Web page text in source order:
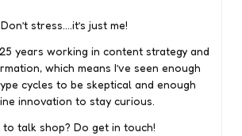
Don’t stress….it’s just me!
years working in content strategy and
which means I’ve seen enough
cycles to be skeptical and enough
innovation to stay curious.
to talk shop? Do get in touch!